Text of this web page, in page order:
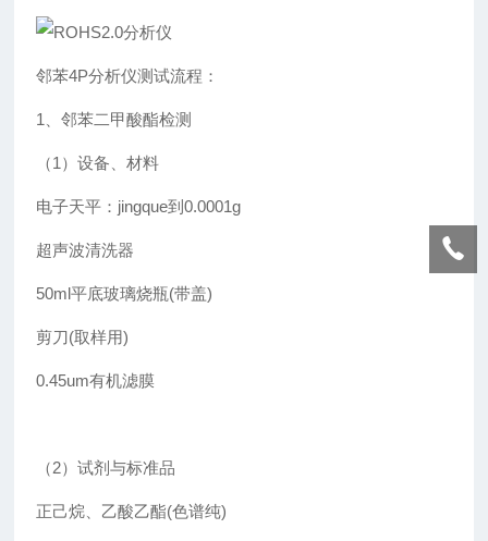
邻苯4P分析仪测试流程：
1、邻苯二甲酸酯检测
（1）设备、材料
电子天平：jingque到0.0001g
超声波清洗器
50ml平底玻璃烧瓶(带盖)
剪刀(取样用)
0.45um有机滤膜
（2）试剂与标准品
正己烷、乙酸乙酯(色谱纯)